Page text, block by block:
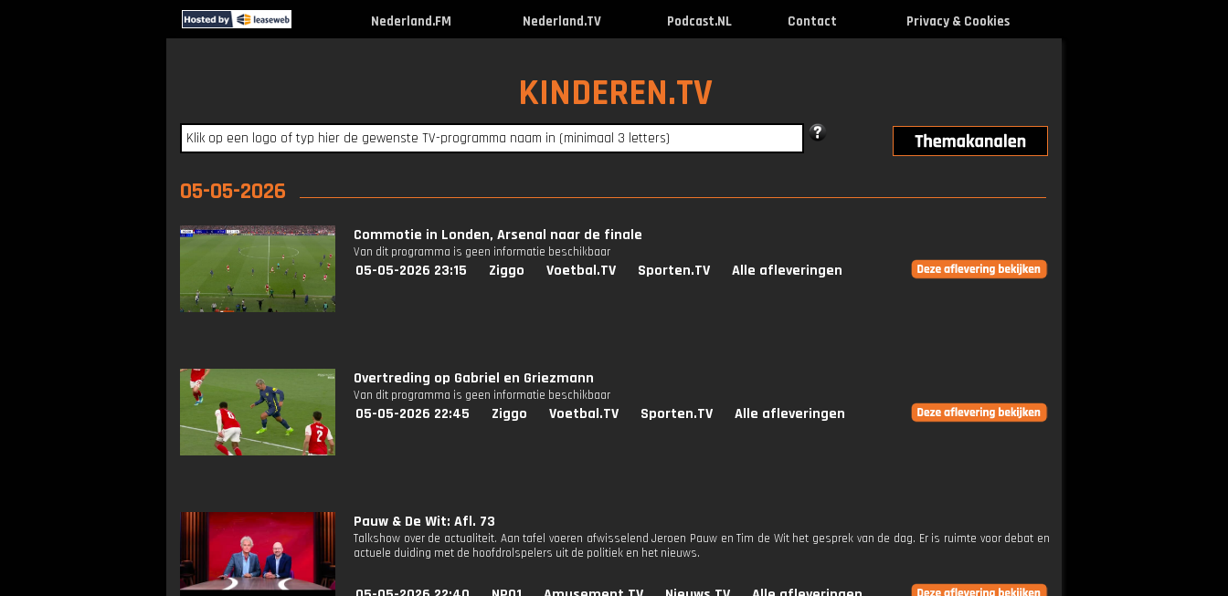
Nederland.FM Nederland.TV Podcast.NL Contact Privacy & Cookies
KINDEREN.TV
05-05-2026
Commotie in Londen, Arsenal naar de finale
Van dit programma is geen informatie beschikbaar
05-05-2026 23:15 Ziggo Voetbal.TV Sporten.TV Alle afleveringen
Overtreding op Gabriel en Griezmann
Van dit programma is geen informatie beschikbaar
05-05-2026 22:45 Ziggo Voetbal.TV Sporten.TV Alle afleveringen
Pauw & De Wit: Afl. 73
Talkshow over de actualiteit. Aan tafel voeren afwisselend Jeroen Pauw en Tim de Wit het gesprek van de dag. Er is ruimte voor debat en
actuele duiding met de hoofdrolspelers uit de politiek en het nieuws.